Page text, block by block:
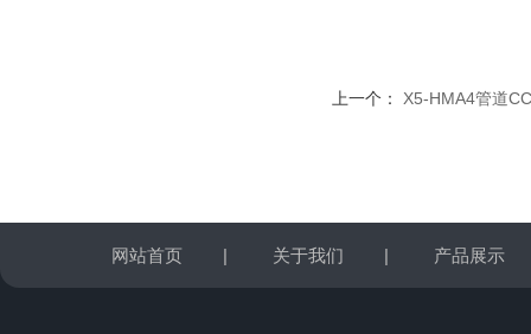
上一个： X5-HMA4管道
网站首页 | 关于我们 | 产品展示